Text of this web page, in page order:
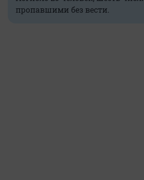
пропавшими без вести.